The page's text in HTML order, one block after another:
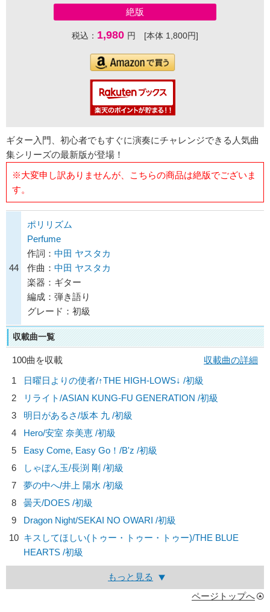
絶版
税込： 1,980 円 [本体 1,800円]
ギター入門、初心者でもすぐに演奏にチャレンジできる人気曲
集シリーズの最新版が登場！
※大変申し訳ありませんが、こちらの商品は絶版でございま
す。
44
ポリリズム
Perfume
作詞： 中田 ヤスタカ
作曲： 中田 ヤスタカ
楽器：ギター
編成：弾き語り
グレード：初級
収載曲一覧
100曲を収載
収載曲の詳細
1
日曜日よりの使者/↑THE HIGH-LOWS↓ /初級
2
リライト/ASIAN KUNG-FU GENERATION /初級
3
明日があるさ/坂本 九 /初級
4
Hero/安室 奈美恵 /初級
5
Easy Come, Easy Go！/B'z /初級
6
しゃぼん玉/長渕 剛 /初級
7
夢の中へ/井上 陽水 /初級
8
曇天/DOES /初級
9
Dragon Night/SEKAI NO OWARI /初級
10 キスしてほしい(トゥー・トゥー・トゥー)/THE BLUE
HEARTS /初級
もっと見る
ページトップへ